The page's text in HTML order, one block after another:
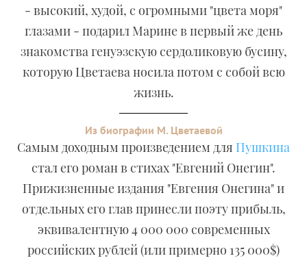
- высокий, худой, с огромными "цвета моря"
глазами - подарил Марине в первый же день
знакомства генуэзскую сердоликовую бусину,
которую Цветаева носила потом с собой всю
жизнь.
Из биографии М. Цветаевой
Самым доходным произведением для Пушкина
стал его роман в стихах "Евгений Онегин".
Прижизненные издания "Евгения Онегина" и
отдельных его глав принесли поэту прибыль,
эквивалентную 4 000 000 современных
российских рублей (или примерно 135 000$)